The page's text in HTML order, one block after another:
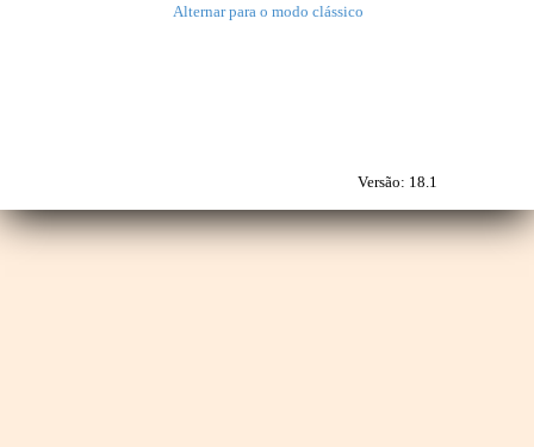
Alternar para o modo clássico
Versão: 18.1